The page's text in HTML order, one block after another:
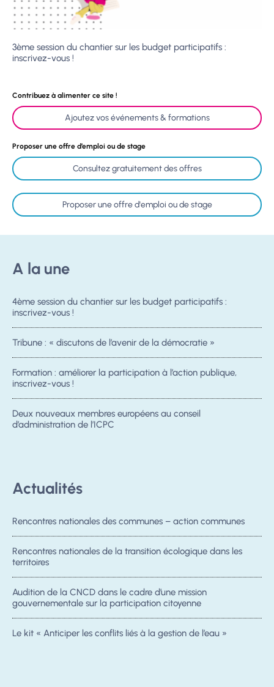
3ème session du chantier sur les budget participatifs :
inscrivez-vous !
Contribuez à alimenter ce site !
Ajoutez vos événements & formations
Proposer une offre d’emploi ou de stage
Consultez gratuitement des offres
Proposer une offre d'emploi ou de stage
A la une
4ème session du chantier sur les budget participatifs :
inscrivez-vous !
Tribune : « discutons de l’avenir de la démocratie »
Formation : améliorer la participation à l’action publique,
inscrivez-vous !
Deux nouveaux membres européens au conseil
d’administration de l’ICPC
Actualités
Rencontres nationales des communes – action communes
Rencontres nationales de la transition écologique dans les
territoires
Audition de la CNCD dans le cadre d’une mission
gouvernementale sur la participation citoyenne
Le kit « Anticiper les conflits liés à la gestion de l’eau »